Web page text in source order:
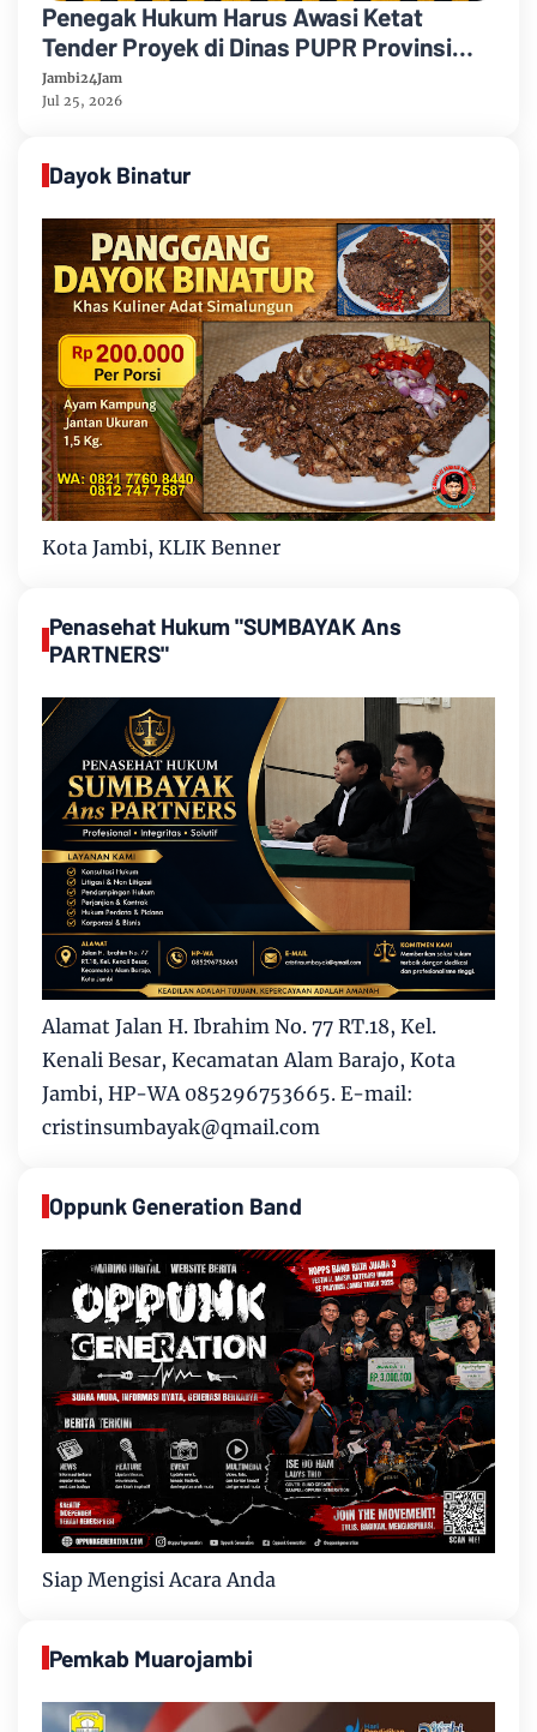
Penegak Hukum Harus Awasi Ketat
Tender Proyek di Dinas PUPR Provinsi
Jambi, Khususnya Dinas PUPR
Kabupaten Bungo
Jambi24Jam
Jul 25, 2026
Dayok Binatur
Kota Jambi, KLIK Benner
Penasehat Hukum "SUMBAYAK Ans
PARTNERS"
Alamat Jalan H. Ibrahim No. 77 RT.18, Kel.
Kenali Besar, Kecamatan Alam Barajo, Kota
Jambi, HP-WA 085296753665. E-mail:
cristinsumbayak@qmail.com
Oppunk Generation Band
Siap Mengisi Acara Anda
Pemkab Muarojambi